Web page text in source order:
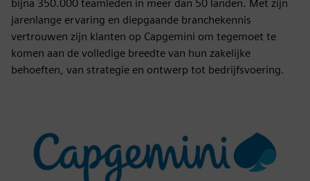
bijna 350.000 teamleden in meer dan 50 landen. Met zijn
jarenlange ervaring en diepgaande branchekennis
vertrouwen zijn klanten op Capgemini om tegemoet te
komen aan de volledige breedte van hun zakelijke
behoeften, van strategie en ontwerp tot bedrijfsvoering.